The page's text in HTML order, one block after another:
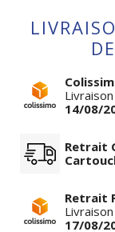
14/08/
Retrait
Retrait
17/08/